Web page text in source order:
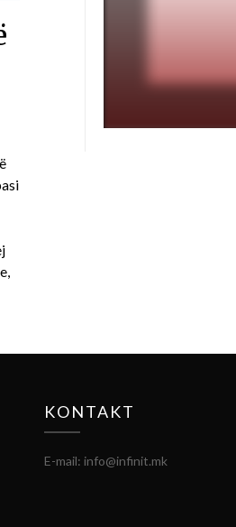
KONTAKT
E-mail: info@infinit.mk